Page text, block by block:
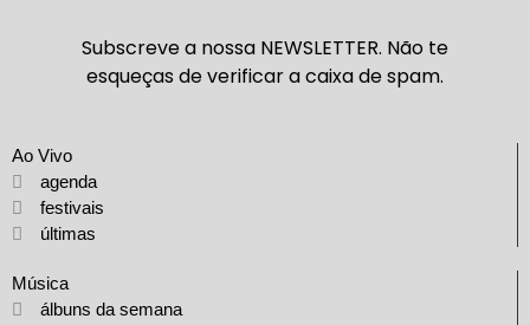
Subscreve a nossa NEWSLETTER. Não te
esqueças de verificar a caixa de spam.
Ao Vivo
agenda
festivais
últimas
Música
álbuns da semana